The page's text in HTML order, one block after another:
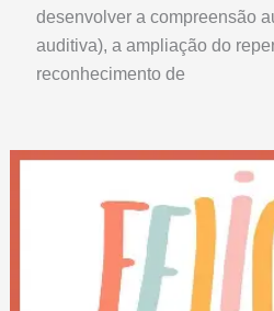
desenvolver a compreensão
auditiva), a ampliação do
reconhecimento de